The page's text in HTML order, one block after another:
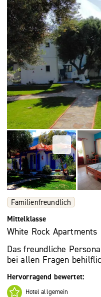
Familienfreundlich
Mittelklasse
White Rock Apartments
Das freundliche
bei allen Fragen
Hervorragend bewertet:
Hotel allgemein